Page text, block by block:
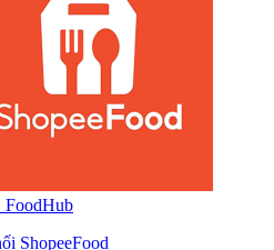
FoodHub
ShopeeFood